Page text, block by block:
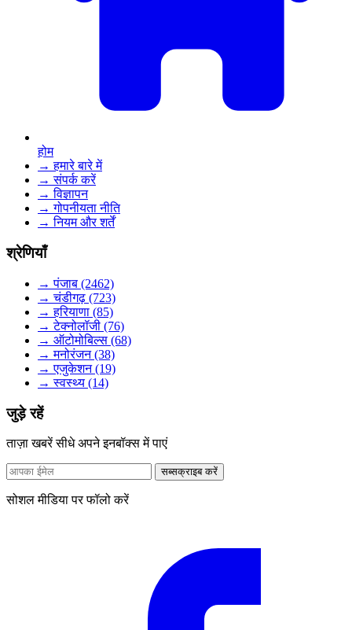
होम
→ हमारे बारे में
→ संपर्क करें
→ विज्ञापन
→ गोपनीयता नीति
→ नियम और शर्तें
श्रेणियाँ
→ पंजाब (2462)
→ चंडीगढ़ (723)
→ हरियाणा (85)
→ टेक्नोलॉजी (76)
→ ऑटोमोबिल्स (68)
→ मनोरंजन (38)
→ एजुकेशन (19)
→ स्वस्थ्य (14)
जुड़े रहें
ताज़ा खबरें सीधे अपने इनबॉक्स में पाएं
सब्सक्राइब करें
सोशल मीडिया पर फॉलो करें